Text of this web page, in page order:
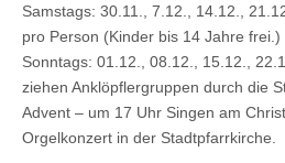
Samstags: 30.11., 7.12., 14.12.,
pro Person (Kinder bis 14 Jahre frei.)
Sonntags: 01.12., 08.12., 15.12.,
ziehen Anklöpflergruppen durch die
Advent – um 17 Uhr Singen am
Orgelkonzert in der Stadtpfarrkirche.